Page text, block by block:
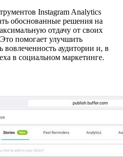
Instagram Analytics
обоснованные решения на
отдачу от своих
помогает улучшить
вовлеченность аудитории и, в
в социальном маркетинге.